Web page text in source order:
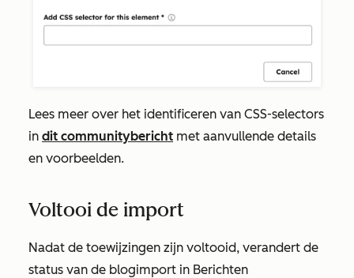
Lees meer over het identificeren van CSS-selectors
in dit communitybericht met aanvullende details
en voorbeelden.
Voltooi de import
Nadat de toewijzingen zijn voltooid, verandert de
status van de blogimport in Berichten